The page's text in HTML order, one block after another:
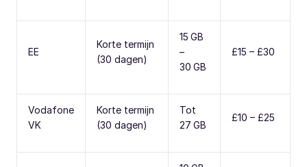
EE
Korte termijn
(30 dagen)
15 GB
–
30 GB
£15 – £30
Vodafone
VK
Korte termijn
(30 dagen)
Tot
27 GB
£10 – £25